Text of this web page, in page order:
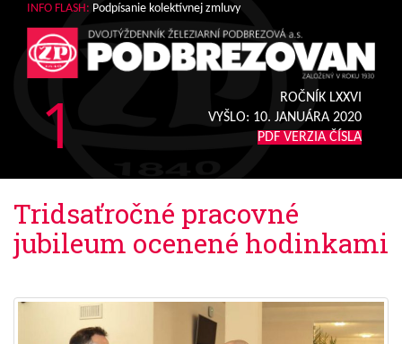
INFO FLASH: Podpísanie kolektívnej zmluvy
1
ROČNÍK LXXVI
VYŠLO: 10. JANUÁRA 2020
PDF VERZIA ČÍSLA
Tridsaťročné pracovné
jubileum ocenené hodinkami